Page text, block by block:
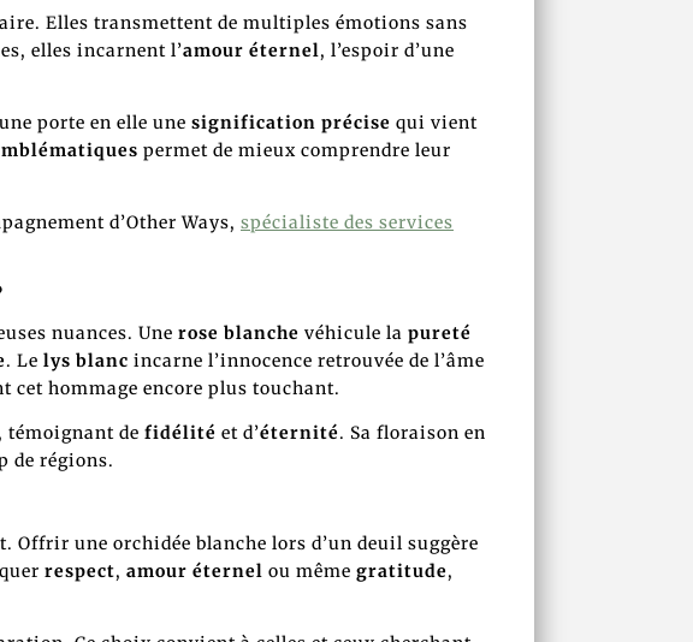
Elles transmettent de multiples émotions sans
elles incarnent l’amour éternel, l’espoir d’une
porte en elle une signification précise qui vient
permet de mieux comprendre leur
d’Other Ways, spécialiste des services
nuances. Une rose blanche véhicule la pureté
. Le lys blanc incarne l’innocence retrouvée de l’âme
cet hommage encore plus touchant.
témoignant de fidélité et d’éternité. Sa floraison en
de régions.
Offrir une orchidée blanche lors d’un deuil suggère
respect, amour éternel ou même gratitude,